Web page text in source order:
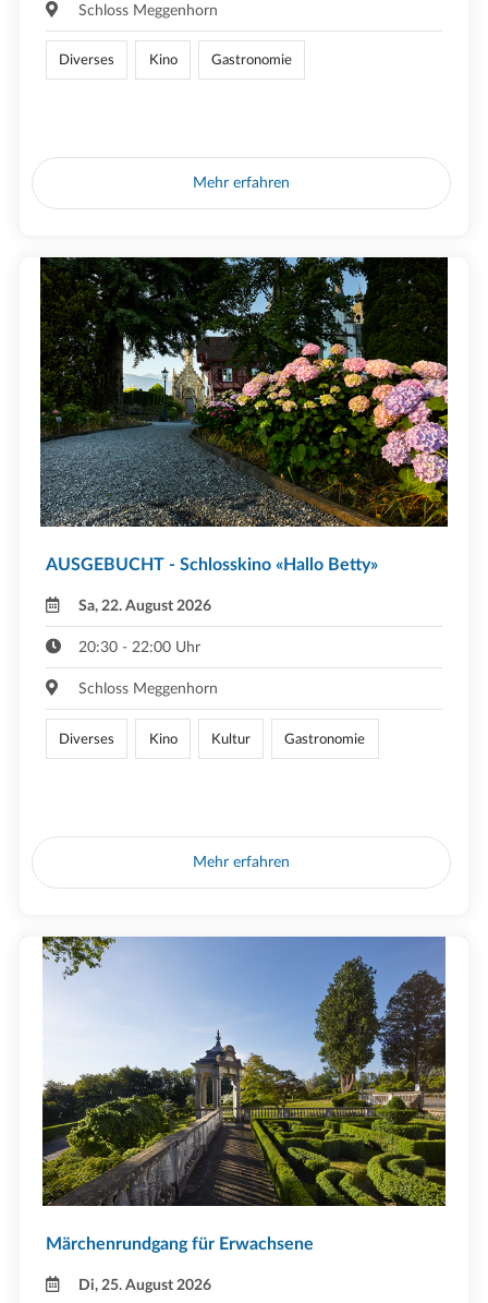
Schloss Meggenhorn
Diverses Kino Gastronomie
Mehr erfahren
AUSGEBUCHT - Schlosskino «Hallo Betty»
Sa, 22. August 2026
20:30 - 22:00 Uhr
Schloss Meggenhorn
Diverses Kino Kultur Gastronomie
Mehr erfahren
Märchenrundgang für Erwachsene
Di, 25. August 2026